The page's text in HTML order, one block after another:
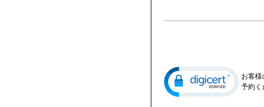
お客
予約く